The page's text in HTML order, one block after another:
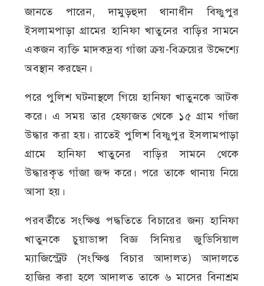
জানতে পারেন, দামুড়হুদা থানাধীন বিষ্ণুপুর
ইসলামপাড়া গ্রামের হানিফা খাতুনের বাড়ির সামনে
একজন ব্যক্তি মাদকদ্রব্য গাঁজা ক্রয়-বিক্রয়ের উদ্দেশ্যে
অবস্থান করছেন।
পরে পুলিশ ঘটনাস্থলে গিয়ে হানিফা খাতুনকে আটক
করে। এ সময় তার হেফাজত থেকে ১৫ গ্রাম গাঁজা
উদ্ধার করা হয়। রাতেই পুলিশ বিষ্ণুপুর ইসলামপাড়া
গ্রামে হানিফা খাতুনের বাড়ির সামনে থেকে
উদ্ধারকৃত গাঁজা জব্দ করে। পরে তাকে থানায় নিয়ে
আসা হয়।
পরবর্তীতে সংক্ষিপ্ত পদ্ধতিতে বিচারের জন্য হানিফা
খাতুনকে চুয়াডাঙ্গা বিজ্ঞ সিনিয়র জুডিসিয়াল
ম্যাজিস্ট্রেট (সংক্ষিপ্ত বিচার আদালত) আদালতে
হাজির করা হলে আদালত তাকে ৬ মাসের বিনাশ্রম